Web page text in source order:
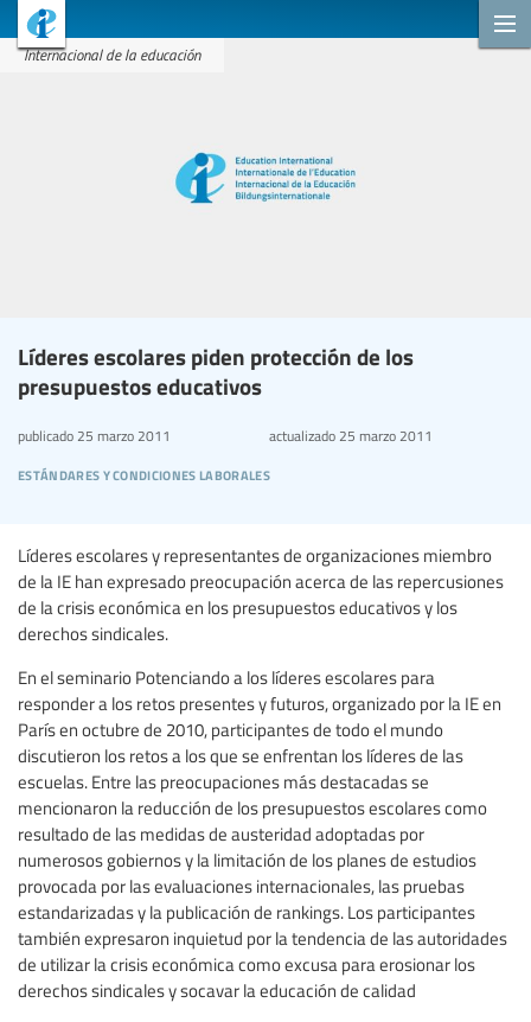
Internacional de la educación
Líderes escolares piden protección de los
presupuestos educativos
estándares y condiciones laborales
publicado 25 marzo 2011 actualizado25 marzo 2011
Líderes escolares y representantes de organizaciones miembro
de la IE han expresado preocupación acerca de las repercusiones
de la crisis económica en los presupuestos educativos y los
derechos sindicales.
En el seminario Potenciando a los líderes escolares para
responder a los retos presentes y futuros, organizado por la IE en
París en octubre de 2010, participantes de todo el mundo
discutieron los retos a los que se enfrentan los líderes de las
escuelas. Entre las preocupaciones más destacadas se
mencionaron la reducción de los presupuestos escolares como
resultado de las medidas de austeridad adoptadas por
numerosos gobiernos y la limitación de los planes de estudios
provocada por las evaluaciones internacionales, las pruebas
estandarizadas y la publicación de rankings. Los participantes
también expresaron inquietud por la tendencia de las autoridades
de utilizar la crisis económica como excusa para erosionar los
derechos sindicales y socavar la educación de calidad